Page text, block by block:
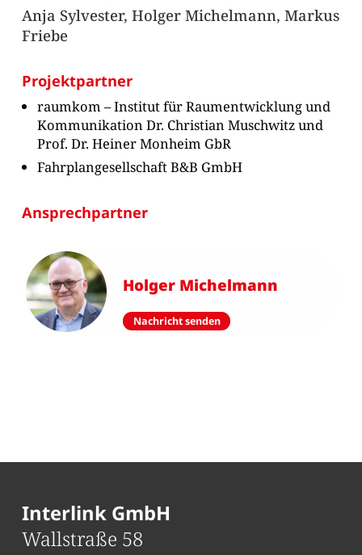
Anja Sylvester, Holger Michelmann, Markus
Friebe
Projektpartner
raumkom – Institut für Raumentwicklung und
Kommunikation Dr. Christian Muschwitz und
Prof. Dr. Heiner Monheim GbR
Fahrplangesellschaft B&B GmbH
Ansprechpartner
Holger Michelmann
Nachricht senden
Interlink GmbH
Wallstraße 58